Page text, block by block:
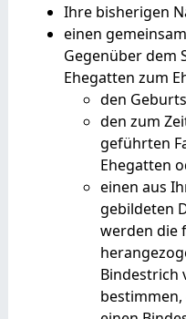
Ihre bisherigen
einen
Gegenüber dem
Ehegatten zum
den
den zum
geführten
Ehegatten
einen aus
gebildeten
werden die
Bindestrich